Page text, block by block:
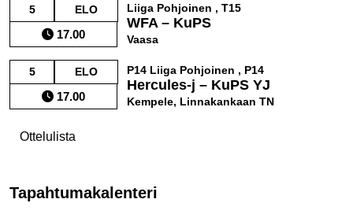
5 ELO
17.00
Liiga Pohjoinen , T15
WFA – KuPS
Vaasa
5 ELO
17.00
P14 Liiga Pohjoinen , P14
Hercules-j – KuPS YJ
Kempele, Linnakankaan TN
Ottelulista
Tapahtumakalenteri